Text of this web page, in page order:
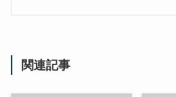
関連記事